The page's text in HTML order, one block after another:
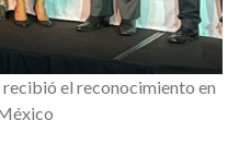
el reconocimiento en